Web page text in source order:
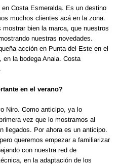
Costa Esmeralda. Es un destino
muchos clientes acá en la zona.
bien la marca, que nuestros
nuestras novedades.
acción en Punta del Este en el
en la bodega Anaia. Costa
en el verano?
Niro. Como anticipo, ya lo
vez que lo mostramos al
llegados. Por ahora es un anticipo.
queremos empezar a familiarizar
con nuestra red de
en la adaptación de los